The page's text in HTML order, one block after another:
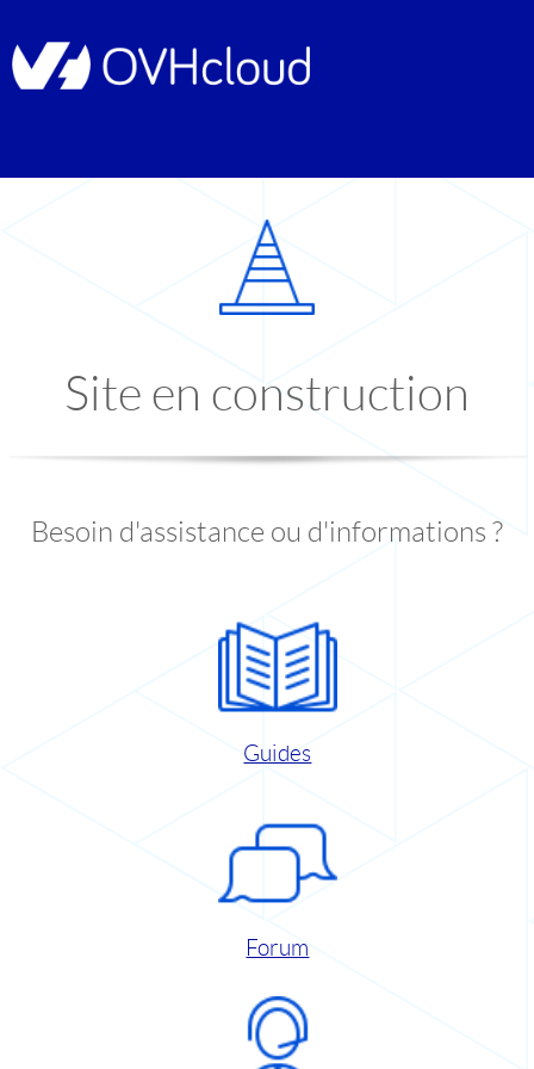
Site en construction
Besoin d'assistance ou d'informations ?
Guides
Forum